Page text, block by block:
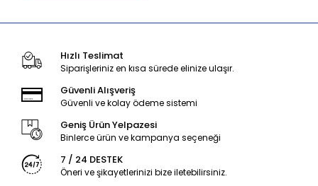
Hızlı Teslimat
Siparişleriniz en kısa sürede elinize ulaşır.
Güvenli Alışveriş
Güvenli ve kolay ödeme sistemi
Geniş Ürün Yelpazesi
Binlerce ürün ve kampanya seçeneği
7 / 24 DESTEK
Öneri ve şikayetlerinizi bize iletebilirsiniz.